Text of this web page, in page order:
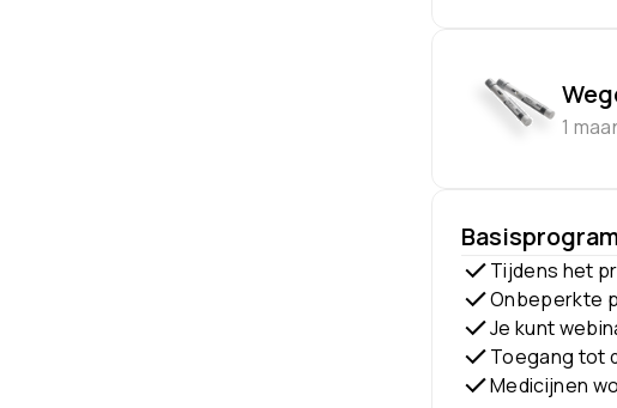
1
Tijdens het
Onbeperkte
Je kunt
Toegang tot
Medicijnen